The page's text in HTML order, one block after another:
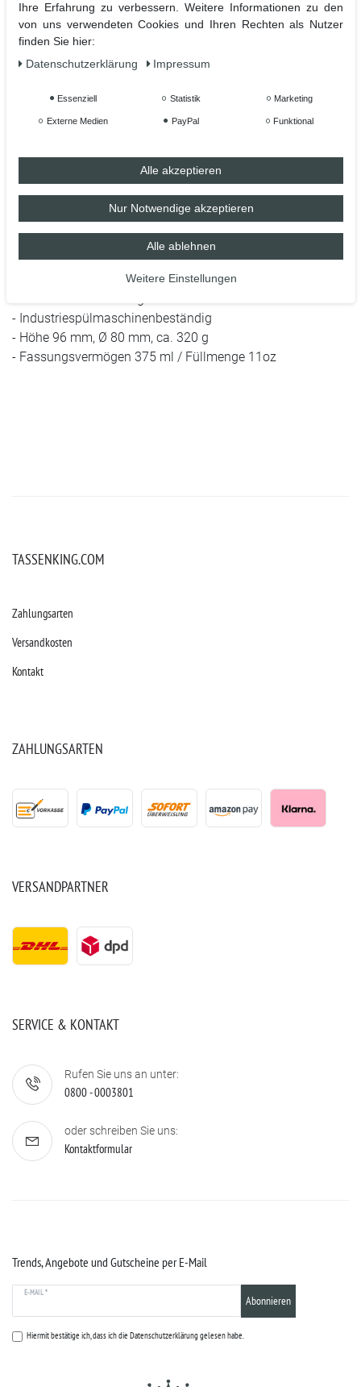
immer einmal sagen wolltest mit einer ganz speziellen
Tasse. Uns ist es wichtig das eure Tasse etwas besonderes
ist und bleibt.
Bedruckt ist die Vorder- und Rückseite mit dem Motiv
- Hochwertige Keramiktasse mit C-förmigem Henkel
- Hochweiß, glänzende Oberfläche
- 100 % Spülmaschinenfest nach BS EN 12875-4 (getestet
auf 2.000 Spülmaschinengänge)
- Industriespülmaschinenbeständig
- Höhe 96 mm, Ø 80 mm, ca. 320 g
- Fassungsvermögen 375 ml / Füllmenge 11oz
TASSENKING.COM
Zahlungsarten
Versandkosten
Kontakt
ZAHLUNGSARTEN
VERSANDPARTNER
SERVICE & KONTAKT
Rufen Sie uns an unter:
0800 - 0003801
oder schreiben Sie uns:
Kontaktformular
Trends, Angebote und Gutscheine per E-Mail
E-MAIL *
Abonnieren
Hiermit bestätige ich, dass ich die Datenschutzerklärunggelesen habe.
Ihre Erfahrung zu verbessern. Weitere Informationen zu den
von uns verwendeten Cookies und Ihren Rechten als Nutzer
finden Sie hier:
Daten­schutz­erklärung
Impressum
Essenziell Statistik Marketing
Externe Medien PayPal Funktional
Alle akzeptieren
Nur Notwendige akzeptieren
Alle ablehnen
Weitere Einstellungen